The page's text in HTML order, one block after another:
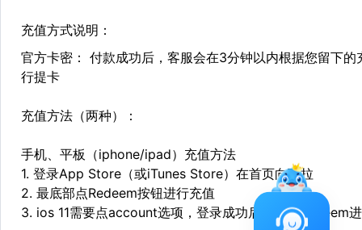
充值方式说明：
官方卡密： 付款成功后，客服会在3分钟以内根据您留下
行提卡
充值方法（两种）：
手机、平板（iphone/ipad）充值方法
1. 登录App Store（或iTunes Store）在首页向下拉
2. 最底部点Redeem按钮进行充值
3. ios 11需要点account选项，登录成功后，再点Redeem